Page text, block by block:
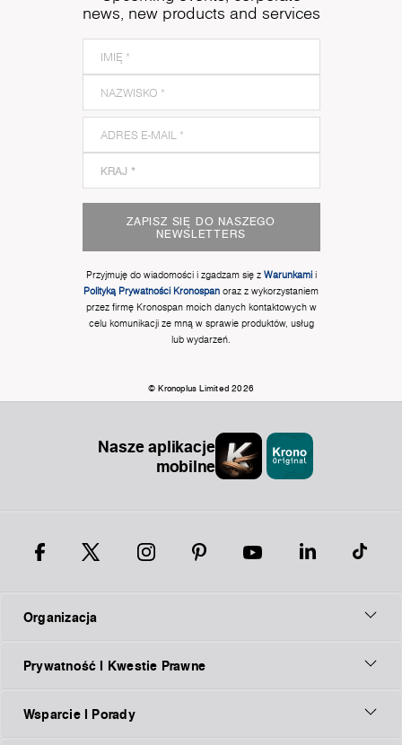
news, new products and services
ZAPISZ SIĘ DO NASZEGO
NEWSLETTERS
Przyjmuję do wiadomości i zgadzam się z Warunkamii
Polityką Prywatności Kronospan oraz z wykorzystaniem
przez firmę Kronospan moich danych kontaktowych w
celu komunikacji ze mną w sprawie produktów, usług
lub wydarzeń.
© Kronoplus Limited 2026
Nasze aplikacje
mobilne
Organizacja
Prywatność I Kwestie Prawne
Wsparcie I Porady